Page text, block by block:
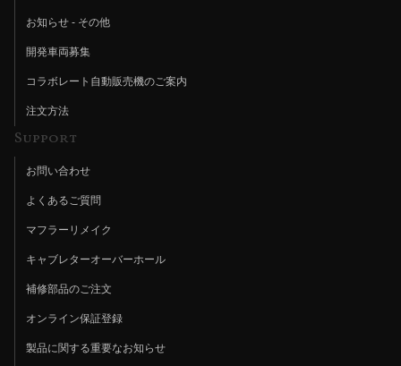
お知らせ - その他
開発車両募集
コラボレート自動販売機のご案内
注文方法
Support
お問い合わせ
よくあるご質問
マフラーリメイク
キャブレターオーバーホール
補修部品のご注文
オンライン保証登録
製品に関する重要なお知らせ